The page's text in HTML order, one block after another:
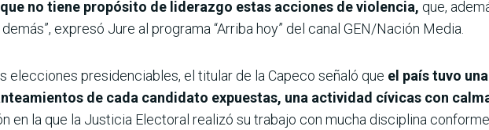
no tiene propósito de liderazgo estas acciones de violencia, que,
expresó Jure al programa “Arriba hoy” del canal GEN/Nación Media.
elecciones presidenciables, el titular de la Capeco señaló que el país tuvo
de cada candidato expuestas, una actividad cívicas con
en la que la Justicia Electoral realizó su trabajo con mucha disciplina